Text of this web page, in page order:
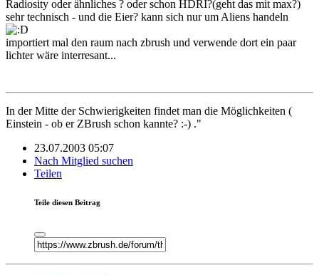
Radiosity oder ähnliches ? oder schon HDRI?(geht das mit max?)
sehr technisch - und die Eier? kann sich nur um Aliens handeln
importiert mal den raum nach zbrush und verwende dort ein paar
lichter wäre interresant...
In der Mitte der Schwierigkeiten findet man die Möglichkeiten (
Einstein - ob er ZBrush schon kannte? :-) ."
23.07.2003 05:07
Nach Mitglied suchen
Teilen
Teile diesen Beitrag